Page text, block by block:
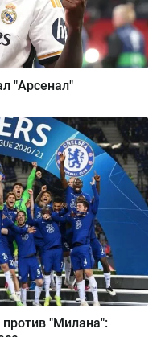
"Арсенал"
против "Милана":